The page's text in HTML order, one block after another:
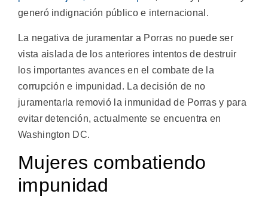
generó indignación público e internacional.
La negativa de juramentar a Porras no puede ser
vista aislada de los anteriores intentos de destruir
los importantes avances en el combate de la
corrupción e impunidad. La decisión de no
juramentarla removió la inmunidad de Porras y para
evitar detención, actualmente se encuentra en
Washington DC.
Mujeres combatiendo
impunidad